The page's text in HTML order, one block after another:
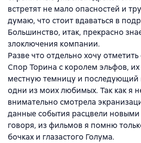
встретят не мало опасностей и
думаю, что стоит вдаваться в
Большинство, итак, прекрасно
злоключения компании.
Разве что отдельно хочу отметить
Спор Торина с королем эльфов,
местную темницу и последующий
одни из моих любимых. Так как я
внимательно смотрела
данные события расцвели новыми
говоря, из фильмов я помню
бочках и глазастого Голума.